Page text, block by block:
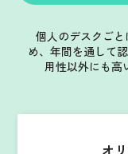
個人のデスクご
め、年間を通して
用性以外にも高